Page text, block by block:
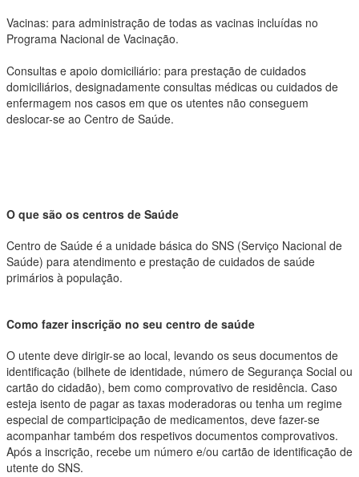
Vacinas: para administração de todas as vacinas incluídas no
Programa Nacional de Vacinação.
Consultas e apoio domiciliário: para prestação de cuidados
domiciliários, designadamente consultas médicas ou cuidados de
enfermagem nos casos em que os utentes não conseguem
deslocar-se ao Centro de Saúde.
O que são os centros de Saúde
Centro de Saúde é a unidade básica do SNS (Serviço Nacional de
Saúde) para atendimento e prestação de cuidados de saúde
primários à população.
Como fazer inscrição no seu centro de saúde
O utente deve dirigir-se ao local, levando os seus documentos de
identificação (bilhete de identidade, número de Segurança Social ou
cartão do cidadão), bem como comprovativo de residência. Caso
esteja isento de pagar as taxas moderadoras ou tenha um regime
especial de comparticipação de medicamentos, deve fazer-se
acompanhar também dos respetivos documentos comprovativos.
Após a inscrição, recebe um número e/ou cartão de identificação de
utente do SNS.